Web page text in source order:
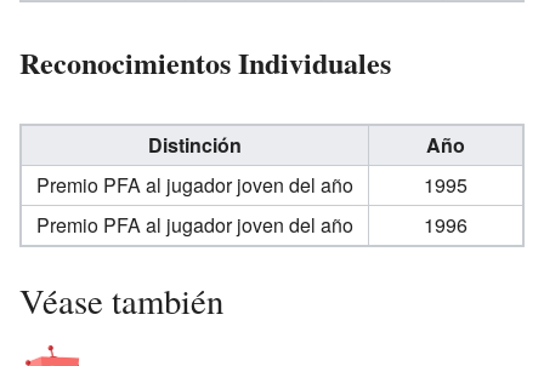
Reconocimientos Individuales
Distinción
Año
Premio PFA al jugador joven del año
1995
Premio PFA al jugador joven del año
1996
Véase también